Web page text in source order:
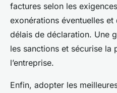
factures selon les
exonérations éventuelles et
délais de déclaration. Une
les sanctions et sécurise la
l’entreprise.
Enfin, adopter les